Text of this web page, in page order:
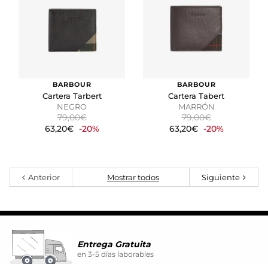
BARBOUR
Cartera Tarbert
NEGRO
79,00€
63,20€ -20%
BARBOUR
Cartera Tabert
MARRÓN
79,00€
63,20€ -20%
Mostrar todos
Anterior Siguiente
Entrega Gratuita
en 3-5 días laborables